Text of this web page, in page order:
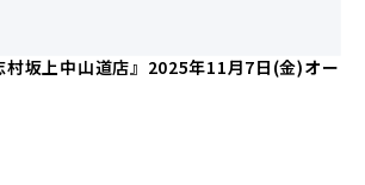
村坂上中山道店』2025年11月7日(金)オー